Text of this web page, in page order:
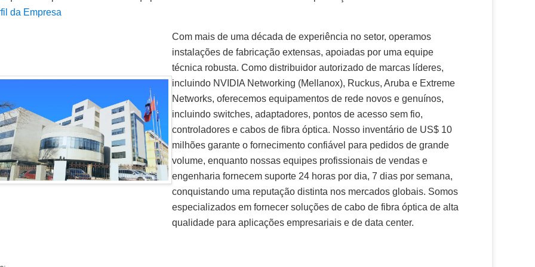
da Empresa
Com mais de uma década de experiência no setor, operamos
instalações de fabricação extensas, apoiadas por uma equipe
técnica robusta. Como distribuidor autorizado de marcas líderes,
incluindo NVIDIA Networking (Mellanox), Ruckus, Aruba e Extreme
Networks, oferecemos equipamentos de rede novos e genuínos,
incluindo switches, adaptadores, pontos de acesso sem fio,
controladores e cabos de fibra óptica. Nosso inventário de US$ 10
milhões garante o fornecimento confiável para pedidos de grande
volume, enquanto nossas equipes profissionais de vendas e
engenharia fornecem suporte 24 horas por dia, 7 dias por semana,
conquistando uma reputação distinta nos mercados globais. Somos
especializados em fornecer soluções de cabo de fibra óptica de alta
qualidade para aplicações empresariais e de data center.